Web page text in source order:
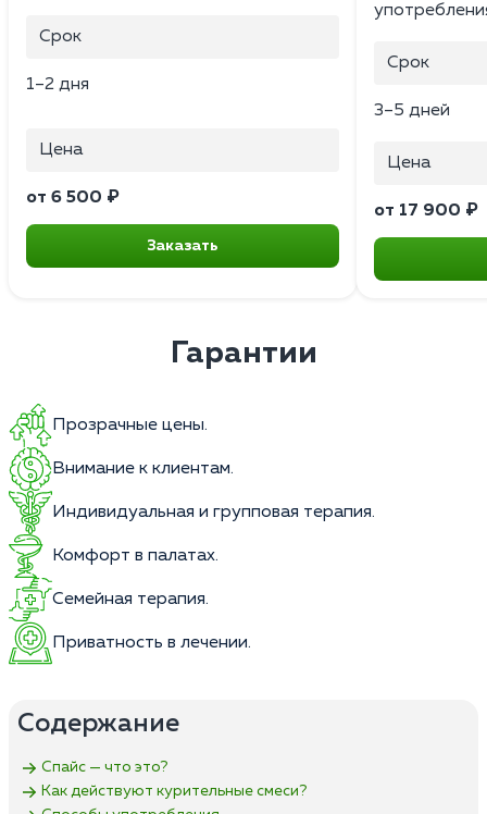
Срок
1–2 дня
Цена
от 6 500 ₽
Заказать
Срок
3–5 дней
Цена
от 17 900 ₽
Гарантии
Прозрачные цены.
Внимание к клиентам.
Индивидуальная и групповая терапия.
Комфорт в палатах.
Семейная терапия.
Приватность в лечении.
Содержание
Спайс — что это?
Как действуют курительные смеси?